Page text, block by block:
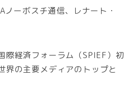
ーボスチ通信、レナート・
際経済フォーラム（SPIEF）初
界の主要メディアのトップと